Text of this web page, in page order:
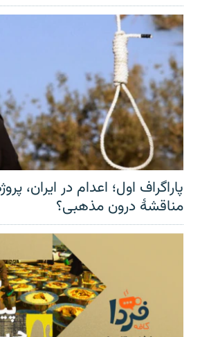
پاراگراف اول؛ اعدام در ایران،
مناقشهٔ درون مذهبی؟